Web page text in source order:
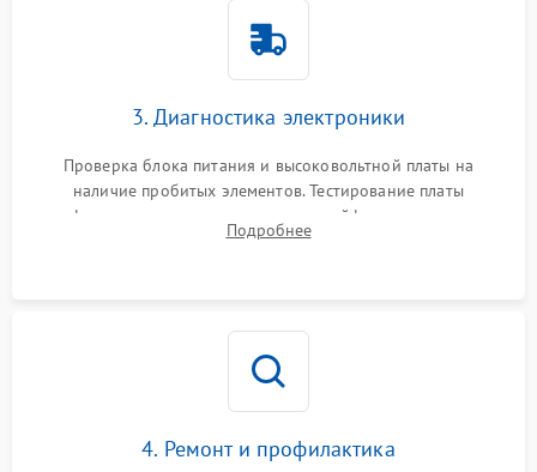
3. Диагностика электроники
Проверка блока питания и высоковольтной платы на
наличие пробитых элементов. Тестирование платы
форматирования, целостности шлейфов, контактов
картриджа и оптопар (датчиков прохождения и наличия
Подробнее
4. Ремонт и профилактика